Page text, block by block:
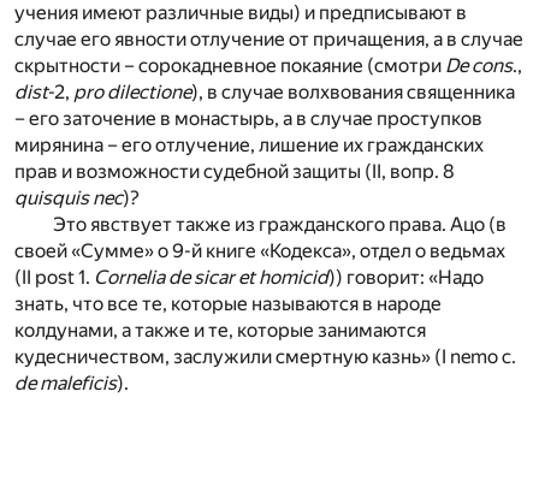
учения имеют различные виды) и предписывают в
случае его явности отлучение от причащения, а в случае
скрытности – сорокадневное покаяние (смотри De cons.,
dist-2, pro dilectione), в случае волхвования священника
– его заточение в монастырь, а в случае проступков
мирянина – его отлучение, лишение их гражданских
прав и возможности судебной защиты (II, вопр. 8
quisquis nec)?
Это явствует также из гражданского права. Ацо (в
своей «Сумме» о 9-й книге «Кодекса», отдел о ведьмах
(II post 1. Cornelia de sicar et homicid)) говорит: «Надо
знать, что все те, которые называются в народе
колдунами, а также и те, которые занимаются
кудесничеством, заслужили смертную казнь» (I nemo с.
de maleficis).